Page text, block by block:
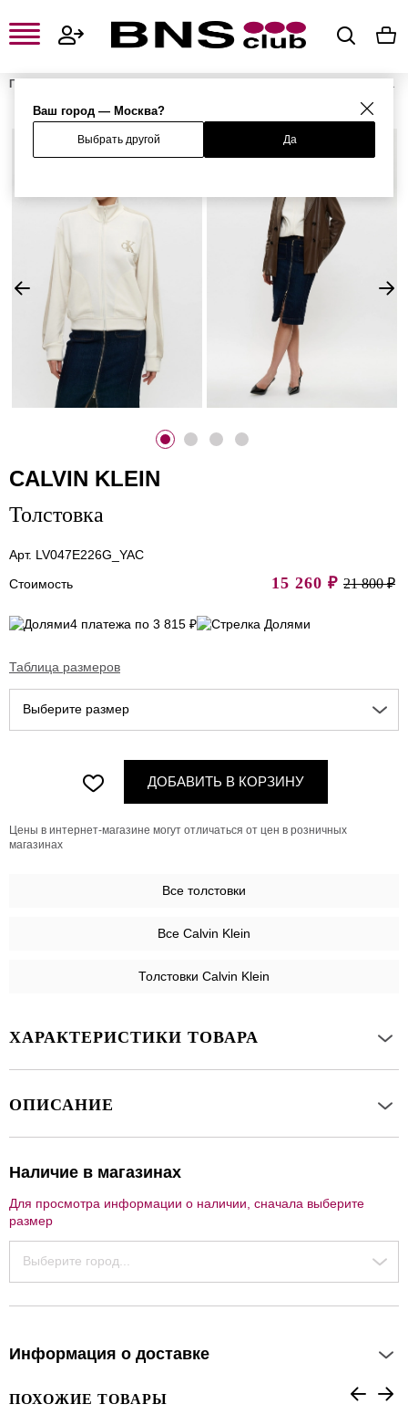
Ваш город — Москва?
Выбрать другой Да
Главная
Женская одежда
%
CALVIN KLEIN
Толстовка
Арт. LV047E226G_YAC
Стоимость
15 260 ₽ 21 800 ₽
4 платежа по 3 815 ₽
Таблица размеров
Выберите размер
ДОБАВИТЬ В КОРЗИНУ
Цены в интернет-магазине могут отличаться от цен в розничных
магазинах
Все толстовки
Все Calvin Klein
Толстовки Calvin Klein
ХАРАКТЕРИСТИКИ ТОВАРА
ОПИСАНИЕ
Наличие в магазинах
Для просмотра информации о наличии, сначала выберите
размер
Выберите город...
Информация о доставке
ПОХОЖИЕ ТОВАРЫ